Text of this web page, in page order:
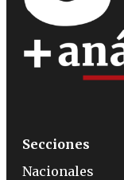
Secciones
Nacionales